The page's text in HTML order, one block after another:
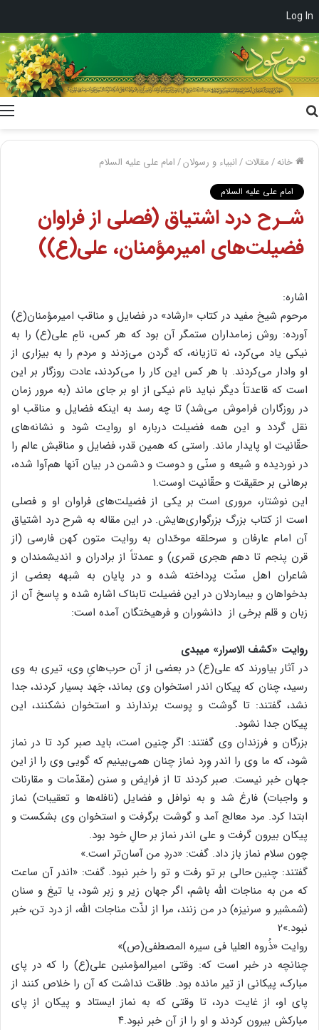
Log In
خانه/مقالات/انبیاء و رسولان/امام علی علیه السلام
امام علی علیه السلام
شـرح درد اشتیاق (فصلی از فراوان‌
فضیلت‌های امیرمؤمنان، علی(ع))
اشاره:
مرحوم شیخ مفید در کتاب «ارشاد» در فضایل و مناقب امیرمؤمنان(ع)
آورده: روش زمامداران ستمگر آن بود که هر کس، نامِ علی(ع) را به
نیکی یاد می‌کرد، نه تازیانه، که گردن می‌زدند و مردم را به بیزاری از
او وادار می‌کردند. با هر کس این کار را می‌کردند، عادت روزگار بر این
است که قاعدتاً دیگر نباید نام نیکی از او بر جای ماند (به مرور زمان
در روزگاران فراموش می‌شد) تا چه رسد به اینکه فضایل و مناقب او
نقل گردد و این همه فضیلت درباره او روایت شود و نشانه‌های
حقّانیت او پایدار ماند. راستی که همین قدر، فضایل و مناقبش عالم را
در نوردیده و شیعه و سنّی و دوست و دشمن در بیان آنها هم‌آوا شده،
برهانی بر حقیقت و حقّانیت اوست.۱
این نوشتار، مروری است بر یکی از فضیلت‌های فراوان او و فصلی
است از کتاب بزرگ بزرگواری‌هایش. در این مقاله به شرح درد اشتیاق
آن امام عارفان و سرحلقه موحّدان به روایت متون کهن فارسی (از
قرن پنجم تا دهم هجری قمری) و عمدتاً از برادران و اندیشمندان و
شاعران اهل سنّت پرداخته شده و در پایان به شبهه بعضی از
بدخواهان و بیماردلان در این فضیلت تابناک اشاره شده و پاسخ آن از
زبان و قلم برخی از دانشوران و فرهیختگان آمده است:
روایت «کشف الاسرار» میبدی
در آثار بیاورند که علی(ع) در بعضی از آن حرب‌هایِ وی، تیری به وی
رسید، چنان که پیکان اندر استخوان وی بماند، جَهد بسیار کردند، جدا
نشد، گفتند: تا گوشت و پوست برندارند و استخوان نشکنند، این
پیکان جدا نشود.
بزرگان و فرزندان وی گفتند: اگر چنین است، باید صبر کرد تا در نماز
شود، که ما وی را اندر وِرد نماز چنان همی‌بینیم که گویی وی را از این
جهان خبر نیست. صبر کردند تا از فرایض و سنن (مقدّمات و مقارنات
و واجبات) فارغ شد و به نوافل و فضایل (نافله‌ها و تعقیبات) نماز
ابتدا کرد. مرد معالج آمد و گوشت برگرفت و استخوان وی بشکست و
پیکان بیرون گرفت و علی اندر نماز بر حالِ خود بود.
چون سلام نماز باز داد. گفت: «دردِ من آسان‌تر است.»
گفتند: چنین حالی بر تو رفت و تو را خبر نبود. گفت: «اندر آن ساعت
که من به مناجات الله باشم، اگر جهان زیر و زبر شود، یا تیغ و سنان
(شمشیر و سرنیزه) در من ‌زنند، مرا از لذّت مناجات الله، از درد تن، خبر
نبود.»2
روایت «ذُروه العلیا فی سیره المصطفی(ص)»
چنانچه در خبر است که: وقتی امیرالمؤمنین علی(ع) را که در پای
مبارک، پیکانی از تیر مانده بود. طاقت نداشت که آن را خلاص کنند از
پای او، از غایت درد، تا وقتی که به نماز ایستاد و پیکان از پای
مبارکش بیرون کردند و او را از آن خبر نبود.۴